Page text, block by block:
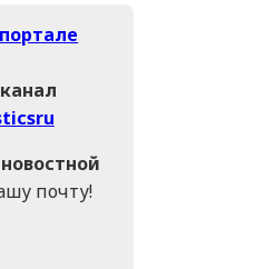
новостной
почту!